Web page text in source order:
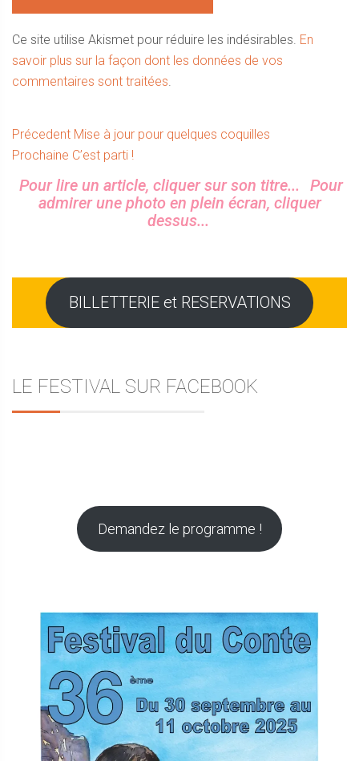
Ce site utilise Akismet pour réduire les indésirables. En
savoir plus sur la façon dont les données de vos
commentaires sont traitées.
Navigation
de
l’article
Précedent Article
précédent :
Mise à jour pour quelques coquilles
Prochaine Article
C’est parti !
Sidebar
Pour lire un article, cliquer sur son titre...
Pour
admirer une photo en plein écran, cliquer
dessus...
BILLETTERIE et RESERVATIONS
LE FESTIVAL SUR FACEBOOK
Demandez le programme !